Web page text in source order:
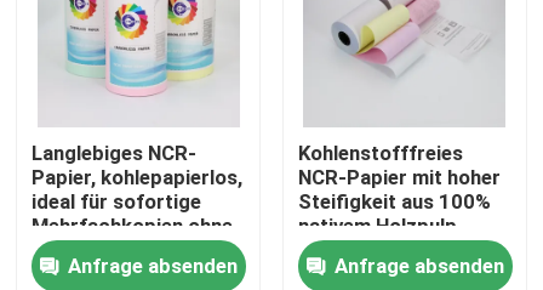
Produkte
Über uns
Werksbesichtigung
Qualitätskontrolle
Langlebiges NCR-
Papier, kohlepapierlos,
ideal für sofortige
Mehrfachkopien ohne
herkömmliche
Kohlepapiere
Anfrage absenden
Kohlenstofffreies
NCR-Papier mit hoher
Steifigkeit aus 100%
nativem Holzpulp
Anfrage absenden